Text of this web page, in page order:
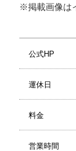
※掲載画像は
公式HP
運休日
料金
営業時間